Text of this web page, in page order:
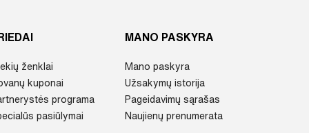
ženklai
kuponai
programa
pasiūlymai
MANO PASKYRA
Mano paskyra
Užsakymų istorija
Pageidavimų sąrašas
Naujienų prenumerata